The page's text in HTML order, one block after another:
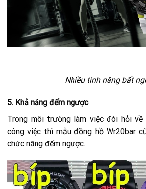
Nhiều tính năng bất
5. Khả năng đếm ngược
Trong môi trường làm việc đòi hỏi
công việc thì mẫu đồng hồ Wr20bar
chức năng đếm ngược.